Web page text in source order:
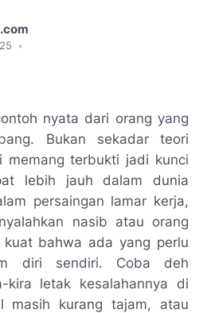
•
nyata dari orang yang
Bukan sekadar teori
memang terbukti jadi kunci
lebih jauh dalam dunia
persaingan lamar kerja,
nasib atau orang
bahwa ada yang perlu
diri sendiri. Coba deh
kira letak kesalahannya di
masih kurang tajam, atau